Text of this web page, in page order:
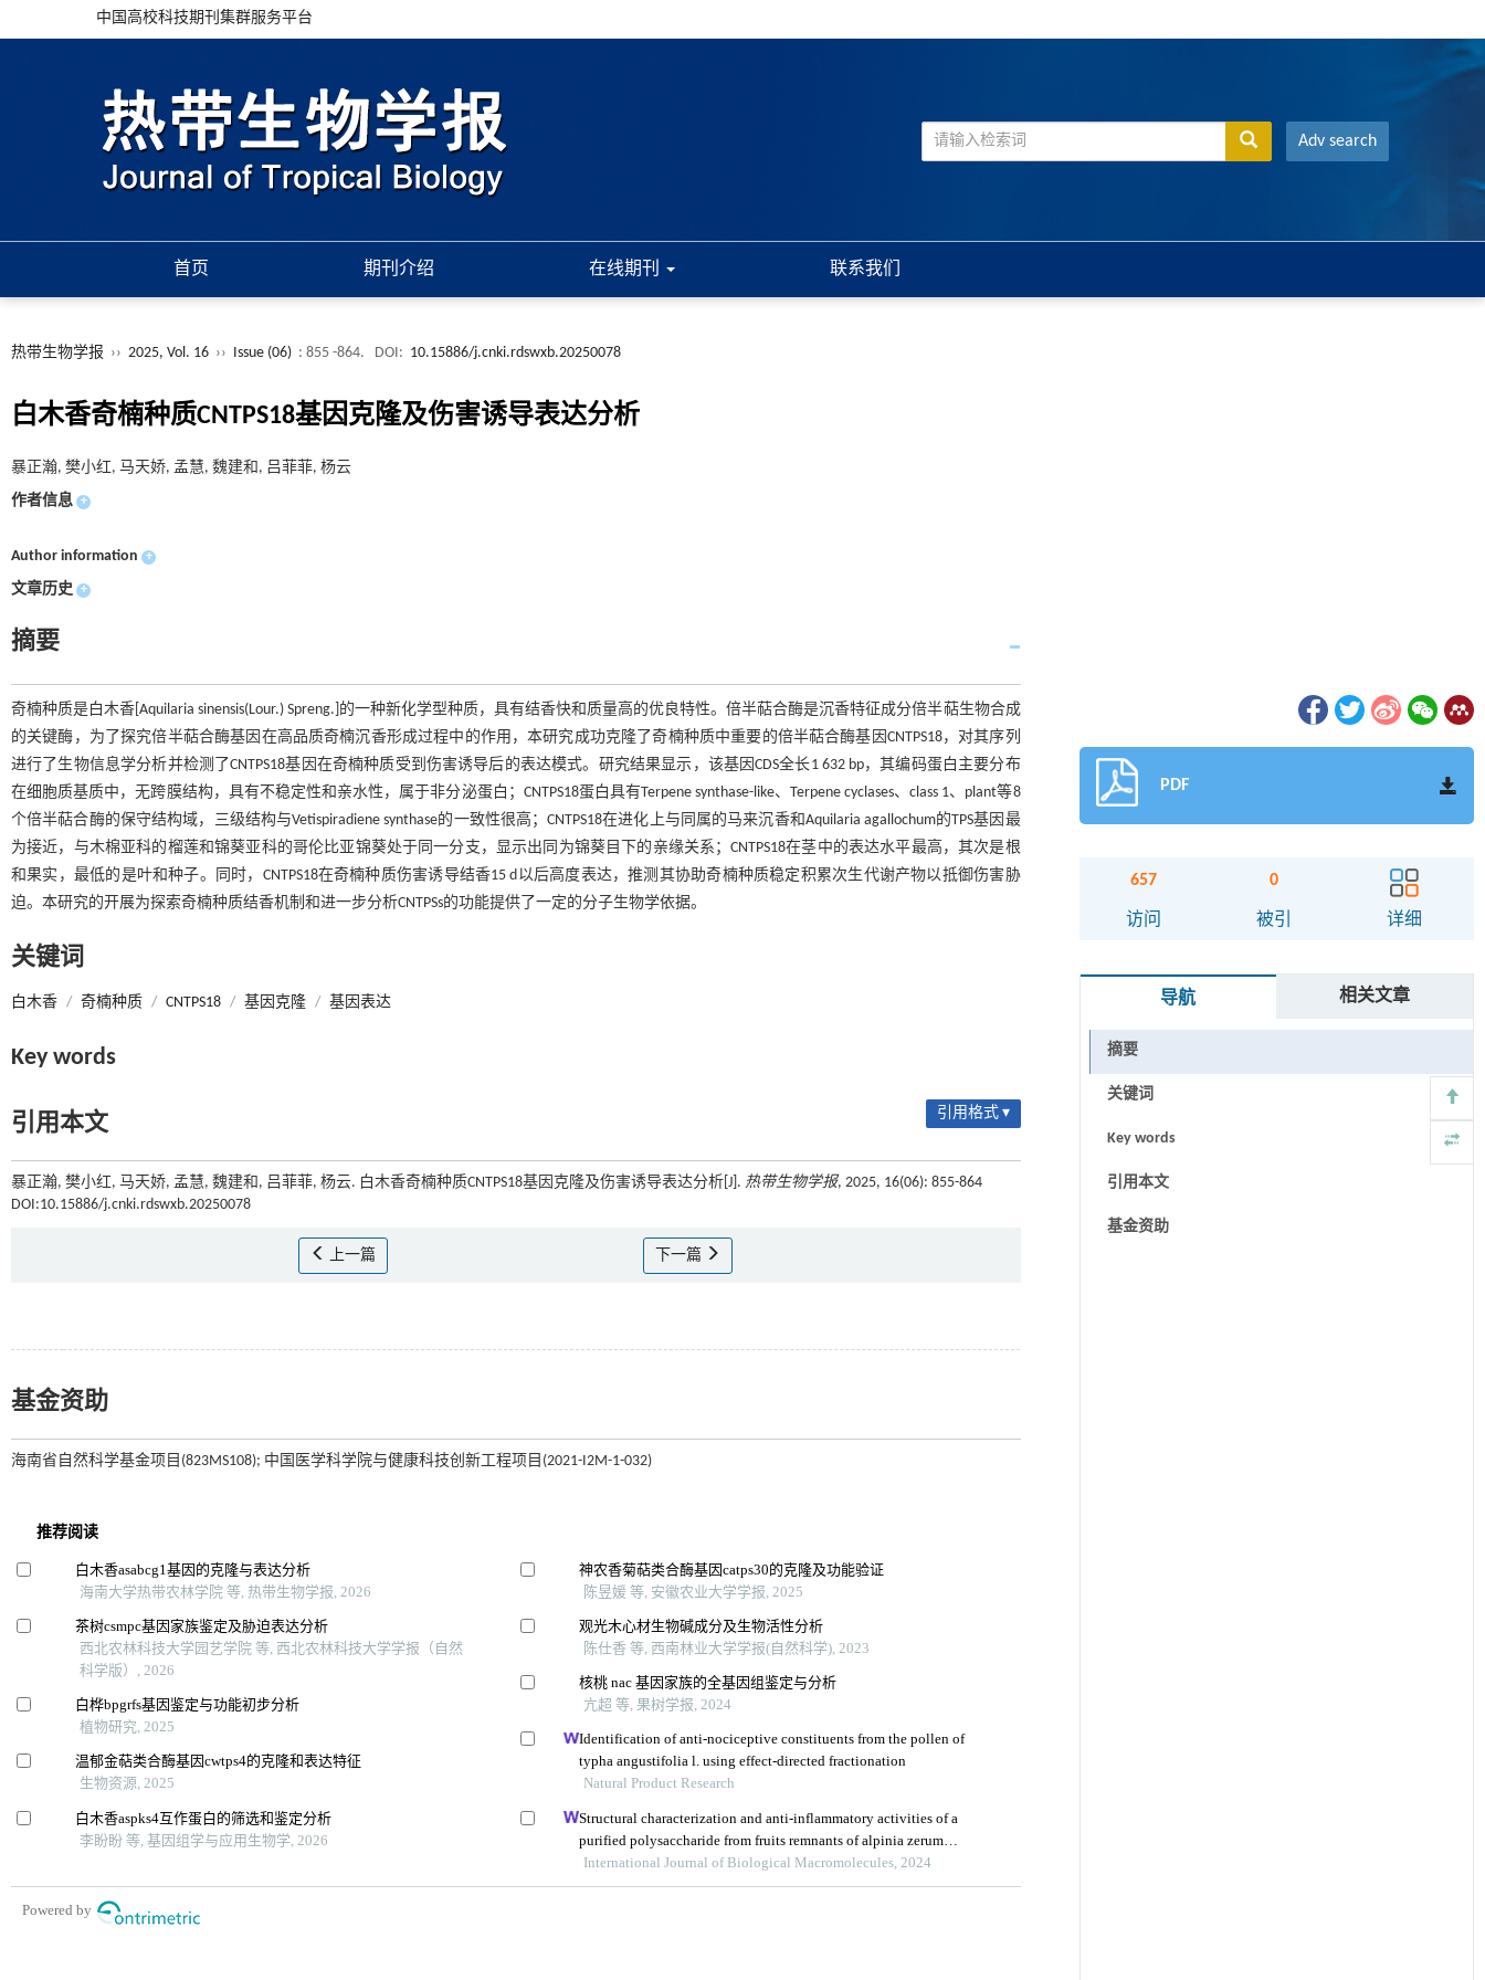
中国高校科技期刊集群服务平台
Adv search
首页 期刊介绍 在线期刊 联系我们
热带生物学报 ›› 2025, Vol. 16 ›› Issue (06) : 855 -864. DOI: 10.15886/j.cnki.rdswxb.20250078
白木香奇楠种质CNTPS18基因克隆及伤害诱导表达分析
暴正瀚, 樊小红, 马天娇, 孟慧, 魏建和, 吕菲菲, 杨云
作者信息 +
Author information +
文章历史 +
摘要
奇楠种质是白木香[Aquilaria sinensis(Lour.) Spreng.]的一种新化学型种质，具有结香快和质量高的优良特性。倍半萜合酶是沉香特征成分倍半萜生物合成
的关键酶，为了探究倍半萜合酶基因在高品质奇楠沉香形成过程中的作用，本研究成功克隆了奇楠种质中重要的倍半萜合酶基因CNTPS18，对其序列
进行了生物信息学分析并检测了CNTPS18基因在奇楠种质受到伤害诱导后的表达模式。研究结果显示，该基因CDS全长1 632 bp，其编码蛋白主要分布
在细胞质基质中，无跨膜结构，具有不稳定性和亲水性，属于非分泌蛋白；CNTPS18蛋白具有Terpene synthase-like、Terpene cyclases、class 1、plant等8
个倍半萜合酶的保守结构域，三级结构与Vetispiradiene synthase的一致性很高；CNTPS18在进化上与同属的马来沉香和Aquilaria agallochum的TPS基因最
为接近，与木棉亚科的榴莲和锦葵亚科的哥伦比亚锦葵处于同一分支，显示出同为锦葵目下的亲缘关系；CNTPS18在茎中的表达水平最高，其次是根
和果实，最低的是叶和种子。同时，CNTPS18在奇楠种质伤害诱导结香15 d以后高度表达，推测其协助奇楠种质稳定积累次生代谢产物以抵御伤害胁
迫。本研究的开展为探索奇楠种质结香机制和进一步分析CNTPSs的功能提供了一定的分子生物学依据。
关键词
白木香 / 奇楠种质 / CNTPS18 / 基因克隆 / 基因表达
Key words
引用本文 引用格式 ▾
暴正瀚, 樊小红, 马天娇, 孟慧, 魏建和, 吕菲菲, 杨云. 白木香奇楠种质CNTPS18基因克隆及伤害诱导表达分析[J]. 热带生物学报, 2025, 16(06): 855-864
DOI:10.15886/j.cnki.rdswxb.20250078
上一篇 下一篇
基金资助
海南省自然科学基金项目(823MS108); 中国医学科学院与健康科技创新工程项目(2021-I2M-1-032)
PDF
657
访问
0
被引 详细
导航 相关文章
摘要
关键词
Key words
引用本文
基金资助